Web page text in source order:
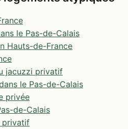
le Pas-de-Calais
Hauts-de-France
jacuzzi privatif
le Pas-de-Calais
privée
de-Calais
privatif